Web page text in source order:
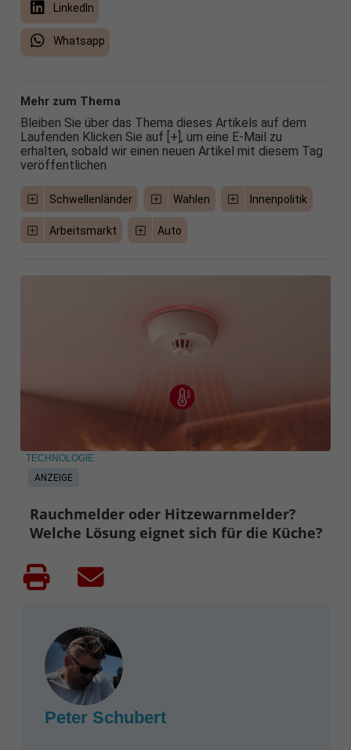
LinkedIn
Whatsapp
Mehr zum Thema
Bleiben Sie über das Thema dieses Artikels auf dem
Laufenden Klicken Sie auf [+], um eine E-Mail zu
erhalten, sobald wir einen neuen Artikel mit diesem Tag
veröffentlichen
Schwellenländer Wahlen Innenpolitik
Arbeitsmarkt Auto
ANZEIGE
TECHNOLOGIE
Rauchmelder oder Hitzewarnmelder?
Welche Lösung eignet sich für die Küche?
Peter Schubert